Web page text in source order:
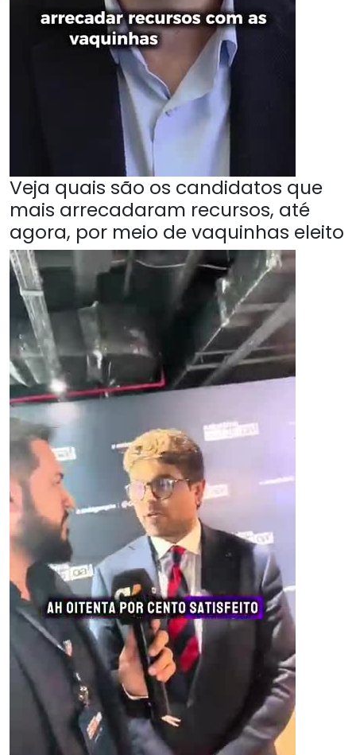
Veja quais são os candidatos que
mais arrecadaram recursos, até
agora, por meio de vaquinhas eleito